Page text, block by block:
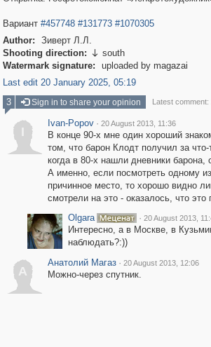
Вариант #457748 #131773 #1070305
Author:
Зиверт Л.Л.
Shooting direction:  south
Watermark signature:
uploaded by magazai
Last edit 20 January 2025, 05:19
3
Sign in to share your opinion Latest comment:
I
Ivan-Popov · 20 August 2013, 11:36
В конце 90-х мне один хороший
том, что барон Клодт получил за
когда в 80-х нашли дневники
А именно, если посмотреть одному
причинное место, то хорошо видно
смотрели на это - оказалось, что это
Olgara
· 20 August 2013,
Интересно, а в Москве, в
наблюдать?:))
А
Анатолий Магаз · 20 August 2013, 12:06
Можно-через спутник.